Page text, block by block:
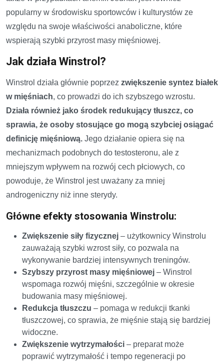
popularny w środowisku sportowców i kulturystów ze
względu na swoje właściwości anaboliczne, które
wspierają szybki przyrost masy mięśniowej.
Jak działa Winstrol?
Winstrol działa głównie poprzez zwiększenie syntez białek
w mięśniach, co prowadzi do ich szybszego wzrostu.
Działa również jako środek redukujący tłuszcz, co
sprawia, że osoby stosujące go mogą szybciej osiągać
definicję mięśniową. Jego działanie opiera się na
mechanizmach podobnych do testosteronu, ale z
mniejszym wpływem na rozwój cech płciowych, co
powoduje, że Winstrol jest uważany za mniej
androgeniczny niż inne sterydy.
Główne efekty stosowania Winstrolu:
Zwiększenie siły fizycznej – użytkownicy Winstrolu
zauważają szybki wzrost siły, co pozwala na
wykonywanie bardziej intensywnych treningów.
Szybszy przyrost masy mięśniowej – Winstrol
wspomaga rozwój mięśni, szczególnie w okresie
budowania masy mięśniowej.
Redukcja tłuszczu – pomaga w redukcji tkanki
tłuszczowej, co sprawia, że mięśnie stają się bardziej
widoczne.
Zwiększenie wytrzymałości – preparat może
poprawić wytrzymałość i tempo regeneracji po